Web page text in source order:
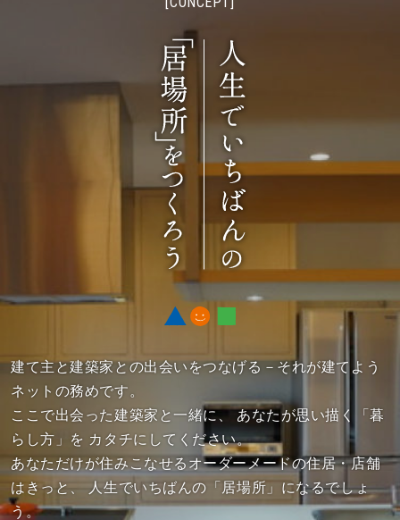
建て主と建築家との出会いをつなげる－それが建てよう
ネットの務めです。
ここで出会った建築家と一緒に、
あなたが思い描く「暮
らし方」を カタチにしてください。
あなただけが住みこなせるオーダーメードの住居・店舗
はきっと、
人生でいちばんの「居場所」になるでしょ
う。